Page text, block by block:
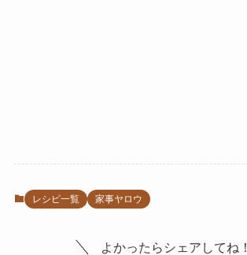
レシピ一覧 家事ヤロウ
よかったらシェアしてね！